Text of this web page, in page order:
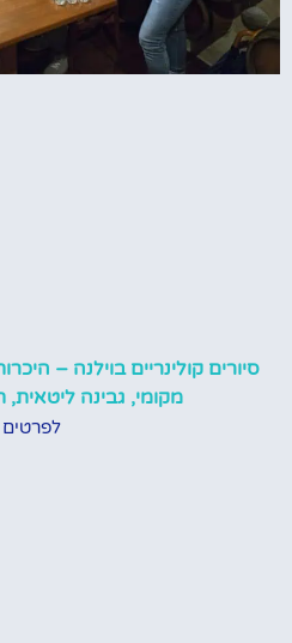
סיורים קולינריים בוילנה –
מקומי, גבינה ליטאית,